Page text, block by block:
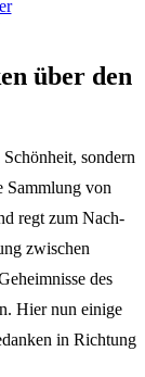
über den
sondern
Samm­lung von
regt zum Nach­
zwischen
des
Hier nun eini­ge
in Rich­tung